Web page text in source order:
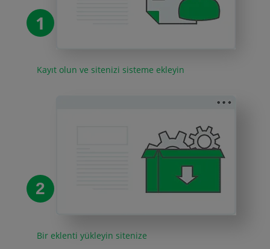
1
Kayıt olun ve sitenizi sisteme ekleyin
2
Bir eklenti yükleyin sitenize